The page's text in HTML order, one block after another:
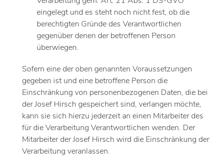
eingelegt und es steht noch nicht fest, ob die
berechtigten Gründe des Verantwortlichen
gegenüber denen der betroffenen Person
überwiegen.
Sofern eine der oben genannten Voraussetzungen
gegeben ist und eine betroffene Person die
Einschränkung von personenbezogenen Daten, die bei
der Josef Hirsch gespeichert sind, verlangen möchte,
kann sie sich hierzu jederzeit an einen Mitarbeiter des
für die Verarbeitung Verantwortlichen wenden. Der
Mitarbeiter der Josef Hirsch wird die Einschränkung der
Verarbeitung veranlassen.